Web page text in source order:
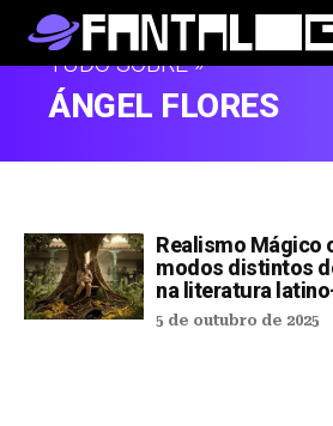
TUDO SOBRE »
ÁNGEL FLORES
Realismo Mágico
modos distintos
na literatura
5 de outubro de 2025